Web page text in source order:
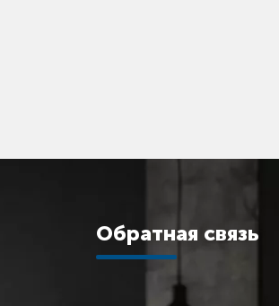
Обратная связь